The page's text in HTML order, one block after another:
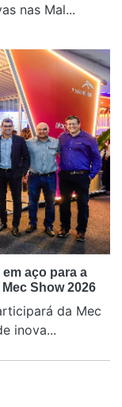
nas Mal...
aço para a
Show 2026
da Mec
inova...